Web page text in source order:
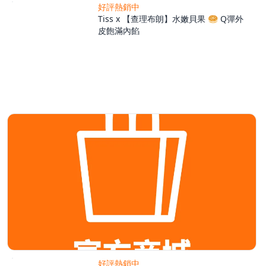
好評熱銷中
Tiss x 【查理布朗】水嫩貝果 🥯 Q彈外
皮飽滿內餡
好評熱銷中